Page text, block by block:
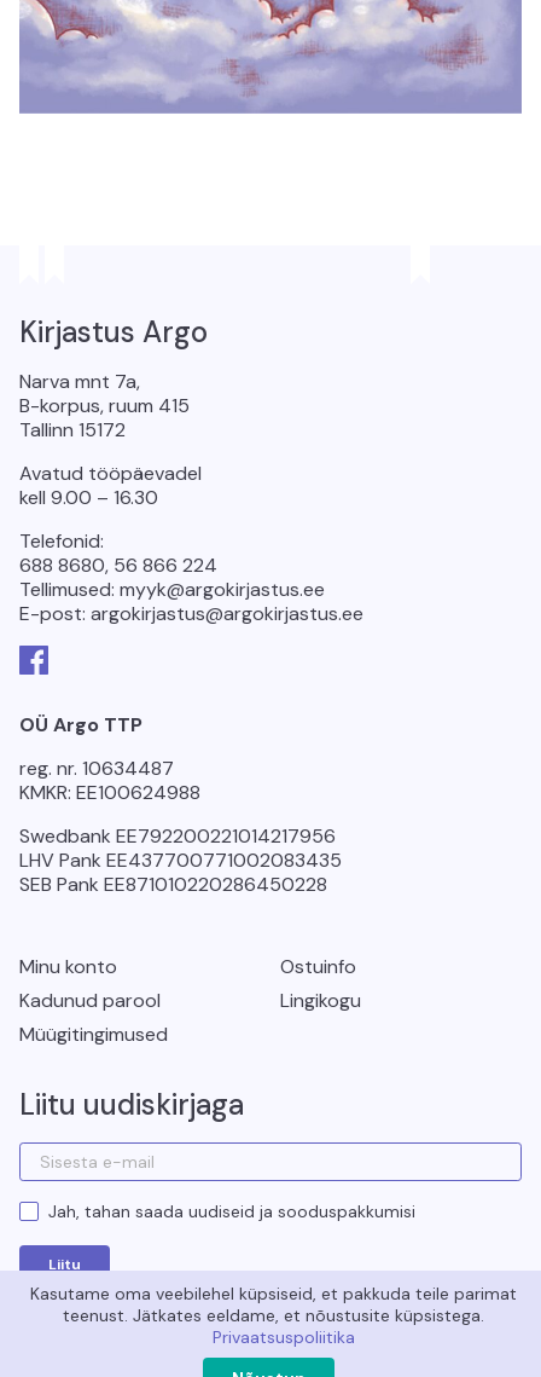
Kirjastus Argo
Narva mnt 7a,
B-korpus, ruum 415
Tallinn 15172
Avatud tööpäevadel
kell 9.00 – 16.30
Telefonid:
688 8680, 56 866 224
Tellimused: myyk@argokirjastus.ee
E-post: argokirjastus@argokirjastus.ee
OÜ Argo TTP
reg. nr. 10634487
KMKR: EE100624988
Swedbank EE792200221014217956
LHV Pank EE437700771002083435
SEB Pank EE871010220286450228
Minu konto
Kadunud parool
Müügitingimused
Ostuinfo
Lingikogu
Liitu uudiskirjaga
Liitu uudiskirjaga
Jah, tahan saada uudiseid ja sooduspakkumisi
Liitu
Kasutame oma veebilehel küpsiseid, et pakkuda teile parimat
teenust. Jätkates eeldame, et nõustusite küpsistega.
Privaatsuspoliitika